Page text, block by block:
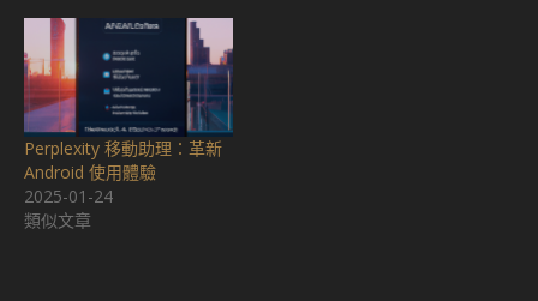
Perplexity 移動助理：革新
Android 使用體驗
2025-01-24
類似文章